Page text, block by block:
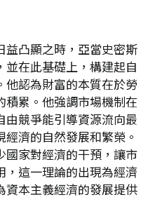
益凸顯之時，亞當史密斯
在此基礎上，構建起自
他認為財富的本質在於勞
累。他強調市場機制在
由競爭能引導資源流向最
濟的自然發展和繁榮。
國家對經濟的干預，讓市
這一理論的出現為經濟
資本主義經濟的發展提供